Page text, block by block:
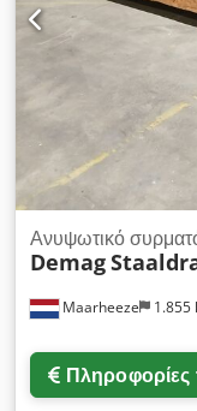
Maarheeze 1.855
Ανυψωτικό
Demag
Πληροφορίες